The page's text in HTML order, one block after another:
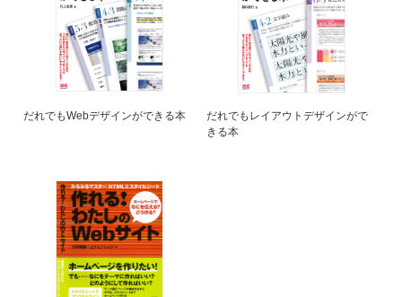
だれでもWebデザインができる本
だれでもレイアウトデザインがで
きる本